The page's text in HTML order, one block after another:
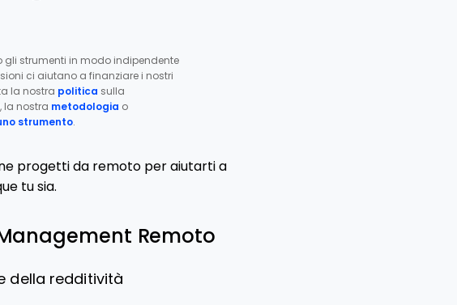
gli strumenti in modo indipendente
ci aiutano a finanziare i nostri
la nostra politica sulla
la nostra metodologia o
strumento.
progetti da remoto per aiutarti a
tu sia.
Remoto
della redditività